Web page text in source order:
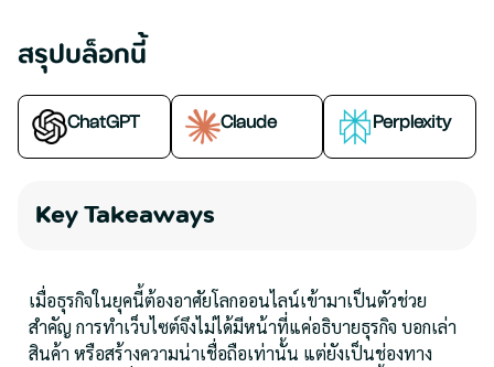
สรุปบล็อกนี้
ChatGPT Claude Perplexity
Key Takeaways
เมื่อธุรกิจในยุคนี้ต้องอาศัยโลกออนไลน์เข้ามาเป็นตัวช่วย
สำคัญ การทำเว็บไซต์จึงไม่ได้มีหน้าที่แค่อธิบายธุรกิจ บอกเล่า
สินค้า หรือสร้างความน่าเชื่อถือเท่านั้น แต่ยังเป็นช่องทาง